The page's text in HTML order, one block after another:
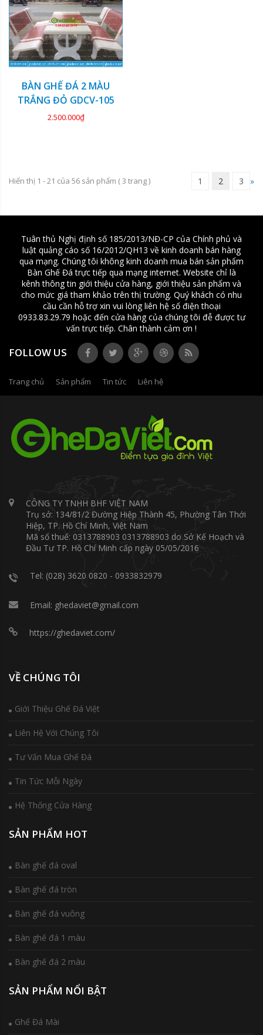
BÀN GHẾ ĐÁ 2 MÀU
TRẮNG ĐỎ GDCV-105
2.500.000₫
Hiển thị 1 - 21 của 56 sản phẩm (3 trang ) 1 2 3 »
Tuân thủ Nghị định số 185/2013/NĐ-CP của Chính phủ và
luật quảng cáo số 16/2012/QH13 về kinh doanh bán hàng
qua mạng. Chúng tôi không kinh doanh mua bán sản phẩm
Bàn Ghế Đá trực tiếp qua mạng internet. Website chỉ là
kênh thông tin giới thiệu cửa hàng, giới thiệu sản phẩm và
cho mức giá tham khảo trên thị trường. Quý khách có nhu
cầu cần hỗ trợ xin vui lòng liên hệ số điện thoại
0933.83.29.79 hoặc đến cửa hàng của chúng tôi đễ được tư
vấn trực tiếp. Chân thành cảm ơn !
FOLLOW US
Trang chủ Sản phẩm Tin tức Liên hệ
CÔNG TY TNHH BHF VIỆT NAM
Trụ sở: 134/81/2 Đường Hiệp Thành 45, Phường Tân Thới
Hiệp, TP. Hồ Chí Minh, Việt Nam
Mã số thuế: 0313788903 0313788903 do Sở Kế Hoạch và
Đầu Tư TP. Hồ Chí Minh cấp ngày 05/05/2016
Tel: (028) 3620 0820 - 0933832979
Email: ghedaviet@gmail.com
https://ghedaviet.com/
VỀ CHÚNG TÔI
Giới Thiệu Ghế Đá Việt
Liên Hệ Với Chúng Tôi
Tư Vấn Mua Ghế Đá
Tin Tức Mỗi Ngày
Hệ Thống Cửa Hàng
SẢN PHẨM HOT
Bàn ghế đá oval
Bàn ghế đá tròn
Bàn ghế đá vuông
Bàn ghế đá 1 màu
Bàn ghế đá 2 màu
SẢN PHẨM NỔI BẬT
Ghế Đá Mài